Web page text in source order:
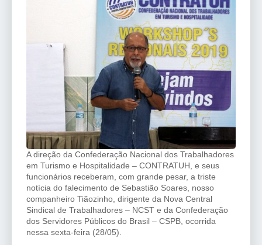
A direção da Confederação Nacional dos Trabalhadores
em Turismo e Hospitalidade – CONTRATUH, e seus
funcionários receberam, com grande pesar, a triste
notícia do falecimento de Sebastião Soares, nosso
companheiro Tiãozinho, dirigente da Nova Central
Sindical de Trabalhadores – NCST e da Confederação
dos Servidores Públicos do Brasil – CSPB, ocorrida
nessa sexta-feira (28/05).